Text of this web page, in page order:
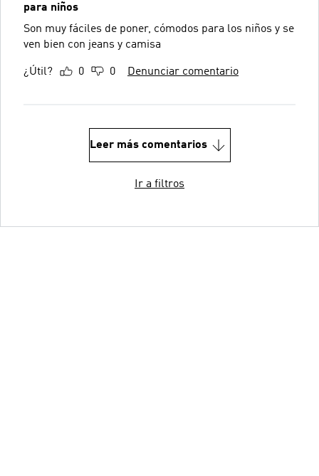
para niños
Son muy fáciles de poner, cómodos para los niños y se
ven bien con jeans y camisa
¿Útil? 0 0 Denunciar comentario
Leer más comentarios
Ir a filtros